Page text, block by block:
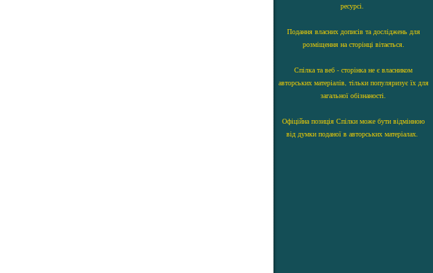
ресурсі.
Подання власних дописів та досліджень для
розміщення на сторінці вітається.
Спілка та веб - сторінка не є власником
авторських матеріалів, тільки популяризує їх для
загальної обізнаності.
Офіційна позиція Спілки може бути відмінною
від думки поданої в авторських матеріалах.